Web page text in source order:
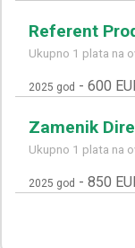
Referent
Ukupno 1 plata na
2025 god - 600
Zamenik
Ukupno 1 plata na
2025 god - 850